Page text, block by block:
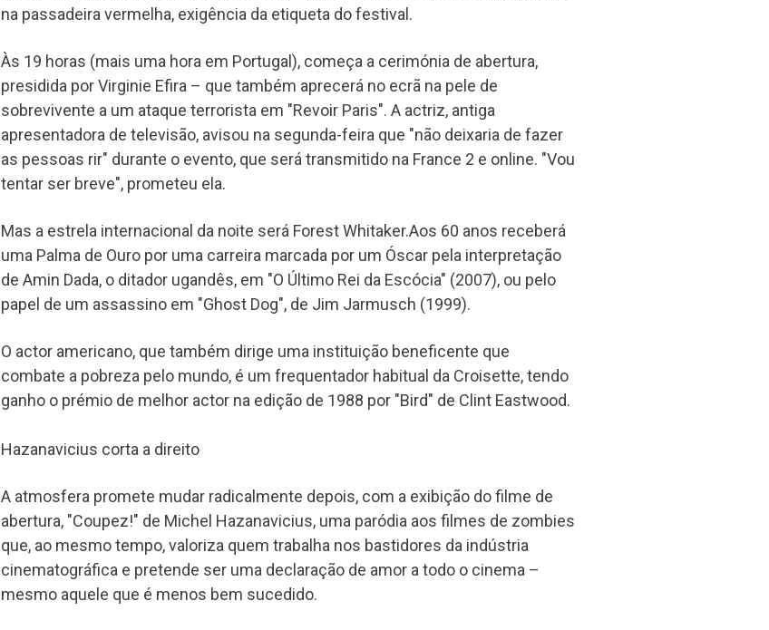
na passadeira vermelha, exigência da etiqueta do festival.
Às 19 horas (mais uma hora em Portugal), começa a cerimónia de abertura,
presidida por Virginie Efira – que também aprecerá no ecrã na pele de
sobrevivente a um ataque terrorista em "Revoir Paris". A actriz, antiga
apresentadora de televisão, avisou na segunda-feira que "não deixaria de fazer
as pessoas rir" durante o evento, que será transmitido na France 2 e online. "Vou
tentar ser breve", prometeu ela.
Mas a estrela internacional da noite será Forest Whitaker.Aos 60 anos receberá
uma Palma de Ouro por uma carreira marcada por um Óscar pela interpretação
de Amin Dada, o ditador ugandês, em "O Último Rei da Escócia" (2007), ou pelo
papel de um assassino em "Ghost Dog", de Jim Jarmusch (1999).
O actor americano, que também dirige uma instituição beneficente que
combate a pobreza pelo mundo, é um frequentador habitual da Croisette, tendo
ganho o prémio de melhor actor na edição de 1988 por "Bird" de Clint Eastwood.
Hazanavicius corta a direito
A atmosfera promete mudar radicalmente depois, com a exibição do filme de
abertura, "Coupez!" de Michel Hazanavicius, uma paródia aos filmes de zombies
que, ao mesmo tempo, valoriza quem trabalha nos bastidores da indústria
cinematográfica e pretende ser uma declaração de amor a todo o cinema –
mesmo aquele que é menos bem sucedido.